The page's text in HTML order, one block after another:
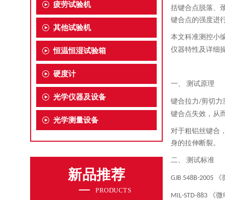
疲劳试验机
其他试验机
恒温恒湿试验箱
硬度计
光学仪器及设备
光学测量设备
新品推荐
PRODUCTS
括键合点脱落、
键合点的强度进
本文科准测控小
仪器特性及详细
一、 测试原理
键合拉力/剪切力
键合点失效，从
对于粗铝丝键合
身的拉伸断裂。
二、 测试标准
GJB 548B-2005
MIL-STD-883 《